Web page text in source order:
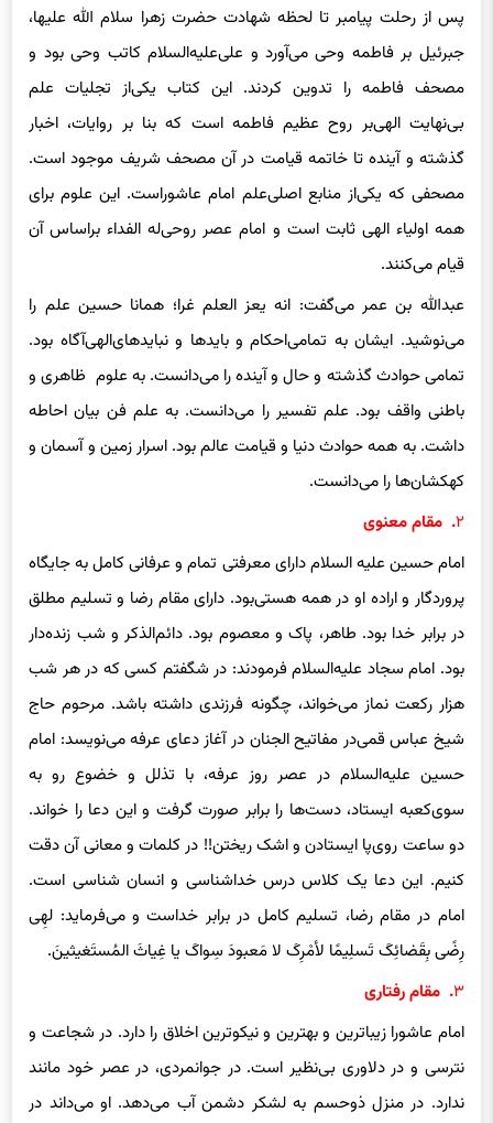
پس از رحلت پیامبر تا لحظه شهادت حضرت زهرا سلام الله علیها،
جبرئیل بر فاطمه وحی ‌می‌آورد و علی‌علیه‌السلام کاتب وحی‌ بود و
مصحف فاطمه را تدوین کردند. این کتاب یکی‌از تجلیات علم
بی‌نهایت الهی‌بر روح عظیم فاطمه است که بنا بر روایات، اخبار
گذشته و آینده تا خاتمه قیامت در آن مصحف شریف موجود است.
مصحفی‌ که یکی‌از منابع اصلی‌علم امام عاشوراست. این علوم برای‌
همه اولیاء الهی‌ ثابت است و امام عصر روحی‌له الفداءبراساس آن
قیام می‌کنند.
عبدالله بن عمر می‌گفت: انه یعز العلم غرا؛ همانا حسین علم را
می‌نوشید. ایشان به تمامی‌احکام و بایدها و نبایدهای‌الهی‌آگاه بود.
تمامی‌ حوادث گذشته و حال و آینده را می‌دانست. به علوم ظاهری ‌و
باطنی‌ واقف بود. علم تفسیر را می‌دانست. به علم فن بیان احاطه
داشت. به همه حوادث دنیا و قیامت عالم بود. اسرار زمین و آسمان و
کهکشان‌ها را می‌دانست.
۲. مقام معنوی‌
امام حسین علیه السلام دارای‌ معرفتی ‌تمام و عرفانی‌ کامل به جایگاه
پروردگار و اراده او در همه هستی‌بود. دارای‌ مقام رضا و تسلیم مطلق
در برابر خدا بود. طاهر، پاک و معصوم بود. دائم‌الذکر و شب زنده‌دار
بود. امام سجاد علیه‌السلام فرمودند: در شگفتم کسی ‌که در هر شب
هزار رکعت نماز می‌خواند، چگونه فرزندی‌ داشته باشد. مرحوم حاج
شیخ عباس قمی‌در مفاتیح الجنان در آغاز دعای‌ عرفه می‌نویسد: امام
حسین علیه‌السلام در عصر روز عرفه، با تذلل و خضوع رو به
سوی‌کعبه ایستاد، دست‌ها را برابر صورت گرفت و این دعا را خواند.
دو ساعت روی‌پا ایستادن و اشک ریختن!! در کلمات و معانی‌ آن دقت
کنیم. این دعا یک کلاس درس خداشناسی‌ و انسان شناسی‌ است.
امام در مقام رضا، تسلیم کامل در برابر خداست و می‌فرماید: لهِى
رِضًى بِقَضائِکَ تَسلِیمًا لأمْرِکَ لا مَعبودَ سِواکَ یا غِیاثَ المُستَغیثینَ.
۳. مقام رفتاری‌
امام عاشورا زیباترین و بهترین و نیکوترین اخلاق را دارد. در شجاعت و
نترسی ‌و در دلاوری‌ بی‌نظیر است. در جوانمردی‌، در عصر خود مانند
ندارد. در منزل ذوحسم به لشکر دشمن آب می‌دهد. او می‌داند در